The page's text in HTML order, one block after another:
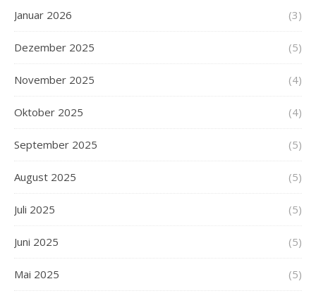
Januar 2026 (3)
Dezember 2025 (5)
November 2025 (4)
Oktober 2025 (4)
September 2025 (5)
August 2025 (5)
Juli 2025 (5)
Juni 2025 (5)
Mai 2025 (5)